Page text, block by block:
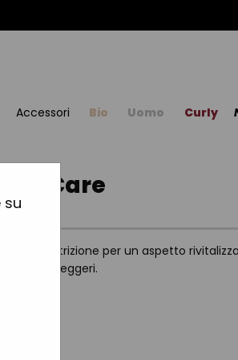
su
Accessori Bio Uomo Curly
Care
nutrizione per un aspetto
sciolti e leggeri.